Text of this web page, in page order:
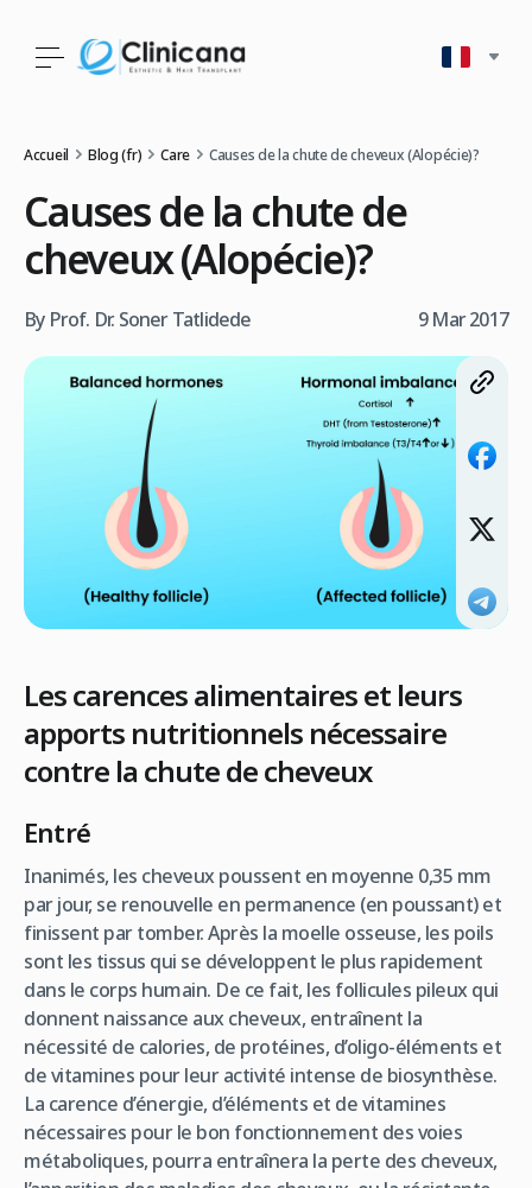
Accueil Blog (fr) Care Causes de la chute de cheveux (Alopécie)?
Causes de la chute de
cheveux (Alopécie)?
By Prof. Dr. Soner Tatlidede 9 Mar 2017
Les carences alimentaires et leurs
apports nutritionnels nécessaire
contre la chute de cheveux
Entré
Inanimés, les cheveux poussent en moyenne 0,35 mm
par jour, se renouvelle en permanence (en poussant) et
finissent par tomber. Après la moelle osseuse, les poils
sont les tissus qui se développent le plus rapidement
dans le corps humain. De ce fait, les follicules pileux qui
donnent naissance aux cheveux, entraînent la
nécessité de calories, de protéines, d’oligo-éléments et
de vitamines pour leur activité intense de biosynthèse.
La carence d’énergie, d’éléments et de vitamines
nécessaires pour le bon fonctionnement des voies
métaboliques, pourra entraînera la perte des cheveux,